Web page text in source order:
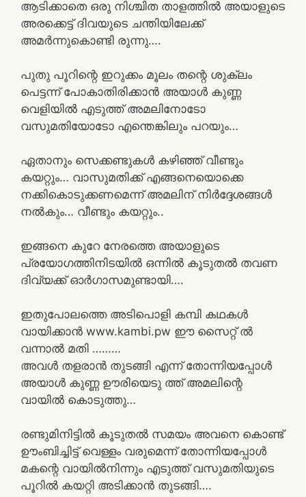
ആടിക്കാതെ ഒരു നിശ്ചിത താളത്തിൽ അയാളുടെ
അരക്കെട്ട് ദിവയുടെ ചന്തിയിലേക്ക്
അമർന്നുകൊണ്ടി രുന്നു….
പുതു പൂറിന്റെ ഇറുക്കം മൂലം തന്റെ ശുക്ലം
പെട്ടന്ന് പോകാതിരിക്കാൻ അയാൾ കുണ്ണ
വെളിയിൽ എടുത്ത് അമലിനോടോ
വസുമതിയോടോ എന്തെങ്കിലും പറയും…
ഏതാനും സെക്കണ്ടുകൾ കഴിഞ്ഞ് വീണ്ടും
കയറ്റും… വാസുമതിക്ക് എങ്ങനെയൊക്കെ
നക്കികൊടുക്കണമെന്ന് അമലിന് നിർദ്ദേശങ്ങൾ
നൽകും… വീണ്ടും കയറ്റും..
ഇങ്ങനെ കുറേ നേരത്തെ അയാളുടെ
പ്രയോഗത്തിനിടയിൽ ഒന്നിൽ കൂടുതൽ തവണ
ദിവ്യക്ക് ഓർഗാസമുണ്ടായി….
ഇതുപോലത്തെ അടിപൊളി കമ്പി കഥകൾ
വായിക്കാൻ www.kambi.pw ഈ സൈറ്റ് ൽ
വന്നാൽ മതി ………
അവൾ തളരാൻ തുടങ്ങി എന്ന് തോന്നിയപ്പോൾ
അയാൾ കുണ്ണ ഊരിയെടു ത്ത്‌ അമലിന്റെ
വായിൽ കൊടുത്തു…
രണ്ടുമിനിട്ടിൽ കൂടുതൽ സമയം അവനെ കൊണ്ട്
ഊംബിച്ചിട്ട് വെള്ളം വരുമെന്ന് തോന്നിയപ്പോൾ
മകന്റെ വായിൽനിന്നും എടുത്ത് വസുമതിയുടെ
പൂറിൽ കയറ്റി അടിക്കാൻ തുടങ്ങി….